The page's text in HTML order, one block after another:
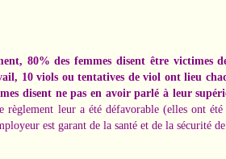
80% des femmes disent être victimes
10 viols ou tentatives de viol ont lieu
disent ne pas en avoir parlé à leur
règlement leur a été défavorable (elles ont
est garant de la santé et de la sécurité